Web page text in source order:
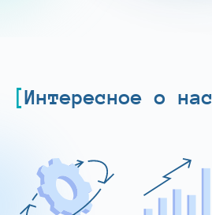
Интересное о нас